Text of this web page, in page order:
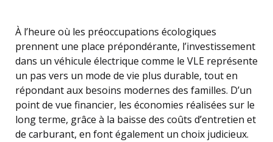
À l’heure où les préoccupations écologiques
prennent une place prépondérante, l’investissement
dans un véhicule électrique comme le VLE représente
un pas vers un mode de vie plus durable, tout en
répondant aux besoins modernes des familles. D’un
point de vue financier, les économies réalisées sur le
long terme, grâce à la baisse des coûts d’entretien et
de carburant, en font également un choix judicieux.